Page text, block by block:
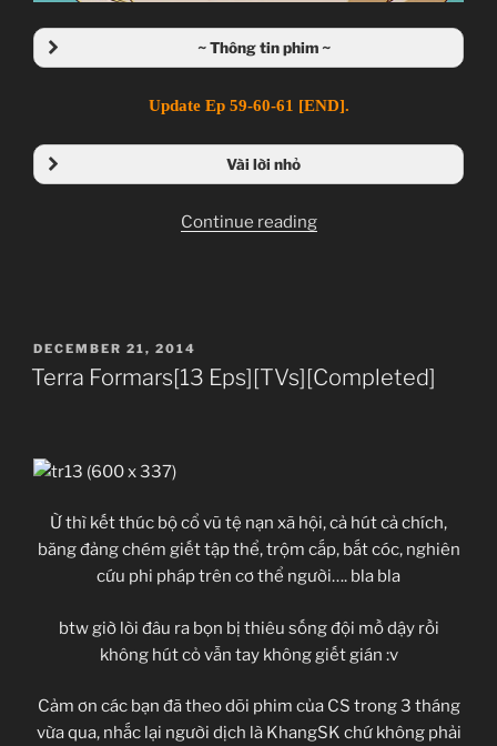
~ Thông tin phim ~
Dragon Ball Kai (2014)
TV Series
61
Update Ep 59-60-61 [END].
Vài lời nhỏ
Continue reading“Dragon
[TVs]
POSTED
ON
DECEMBER 21, 2014
Terra Formars[13 Eps][TVs][Completed]
Ừ thì kết thúc bộ cổ vũ tệ nạn xã hội, cả hút cả chích,
băng đảng chém giết tập thể, trộm cắp, bắt cóc, nghiên
cứu phi pháp trên cơ thể người…. bla bla
btw giờ lòi đâu ra bọn bị thiêu sống đội mồ dậy rồi
không hút cỏ vẫn tay không giết gián :v
Cảm ơn các bạn đã theo dõi phim của CS trong 3 tháng
vừa qua, nhắc lại người dịch là KhangSK chứ không phải